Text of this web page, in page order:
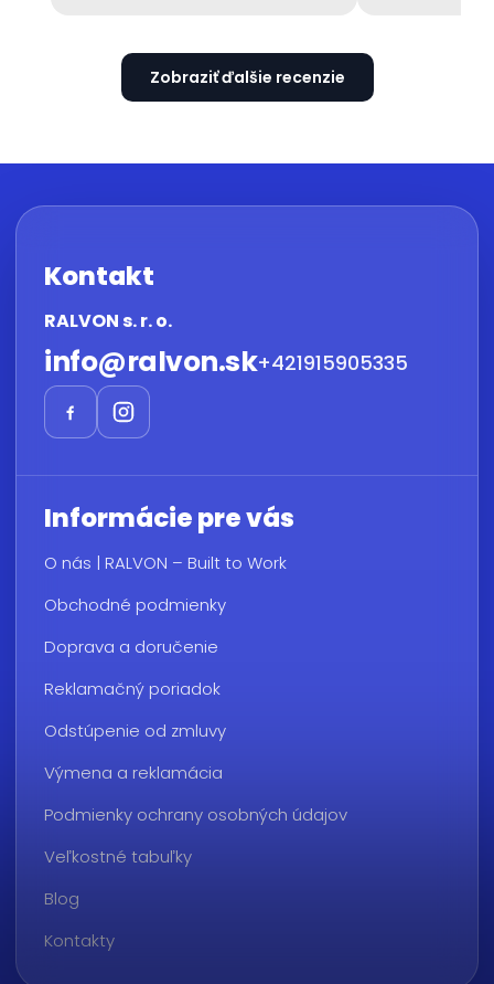
Zobraziť ďalšie recenzie
Kontakt
RALVON s. r. o.
info@ralvon.sk+421915905335
Informácie pre vás
O nás | RALVON – Built to Work
Obchodné podmienky
Doprava a doručenie
Reklamačný poriadok
Odstúpenie od zmluvy
Výmena a reklamácia
Podmienky ochrany osobných údajov
Veľkostné tabuľky
Blog
Kontakty